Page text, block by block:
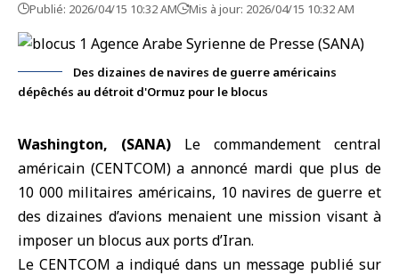
Publié: 2026/04/15 10:32 AM Mis à jour: 2026/04/15 10:32 AM
Des dizaines de navires de guerre américains
dépêchés au détroit d'Ormuz pour le blocus
Washington, (SANA) Le commandement central
américain (CENTCOM) a annoncé mardi que plus de
10 000 militaires américains, 10 navires de guerre et
des dizaines d’avions menaient une mission visant à
imposer un blocus aux ports d’Iran.
Le CENTCOM a indiqué dans un message publié sur